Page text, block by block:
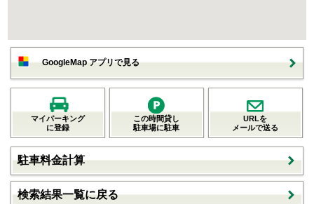
GoogleMap アプリで見る
マイパーキング
に登録
この時間貸し
駐車場に駐車
URLを
メールで送る
駐車料金計算
検索結果一覧に戻る